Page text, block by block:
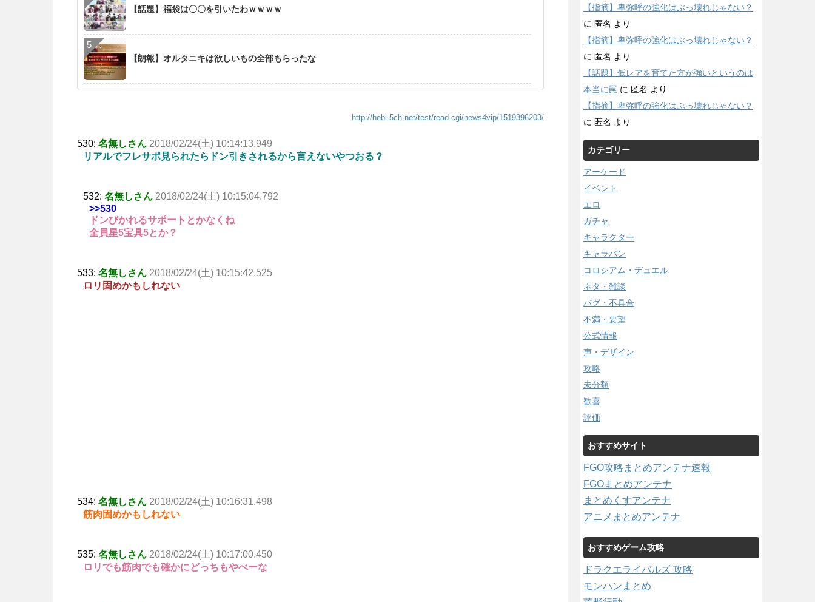
【話題】福袋は〇〇を引いたわｗｗｗｗ
【朗報】オルタニキは欲しいもの全部もらったな
http://hebi.5ch.net/test/read.cgi/news4vip/1519396203/
530: 名無しさん 2018/02/24(土) 10:14:13.949
リアルでフレサポ見られたらドン引きされるから言えないやつおる？
532: 名無しさん 2018/02/24(土) 10:15:04.792
>>530
ドンびかれるサポートとかなくね
全員星5宝具5とか？
533: 名無しさん 2018/02/24(土) 10:15:42.525
ロリ固めかもしれない
534: 名無しさん 2018/02/24(土) 10:16:31.498
筋肉固めかもしれない
535: 名無しさん 2018/02/24(土) 10:17:00.450
ロリでも筋肉でも確かにどっちもやべーな
【指摘】卑弥呼の強化はぶっ壊れじゃない？
に 匿名 より
【指摘】卑弥呼の強化はぶっ壊れじゃない？
に 匿名 より
【話題】低レアを育てた方が強いというのは
本当に罠 に 匿名 より
【指摘】卑弥呼の強化はぶっ壊れじゃない？
に 匿名 より
カテゴリー
アーケード
イベント
エロ
ガチャ
キャラクター
キャラバン
コロシアム・デュエル
ネタ・雑談
バグ・不具合
不満・要望
公式情報
声・デザイン
攻略
未分類
歓喜
評価
おすすめサイト
FGO攻略まとめアンテナ速報
FGOまとめアンテナ
まとめくすアンテナ
アニメまとめアンテナ
おすすめゲーム攻略
ドラクエライバルズ 攻略
モンハンまとめ